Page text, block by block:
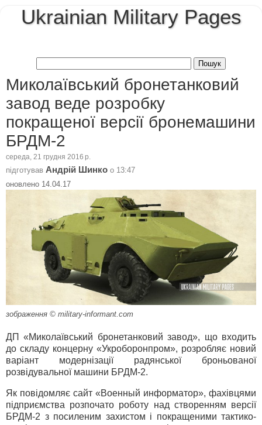
Ukrainian Military Pages
Миколаївський бронетанковий
завод веде розробку
покращеної версії бронемашини
БРДМ-2
середа, 21 грудня 2016 р.
підготував Андрій Шинко о 13:47
оновлено 14.04.17
зображення © military-informant.com
ДП «Миколаївський бронетанковий завод», що входить
до складу концерну «Укроборонпром», розробляє новий
варіант модернізації радянської броньованої
розвідувальної машини БРДМ-2.
Як повідомляє сайт «Военный информатор», фахівцями
підприємства розпочато роботу над створенням версії
БРДМ-2 з посиленим захистом і покращеними тактико-